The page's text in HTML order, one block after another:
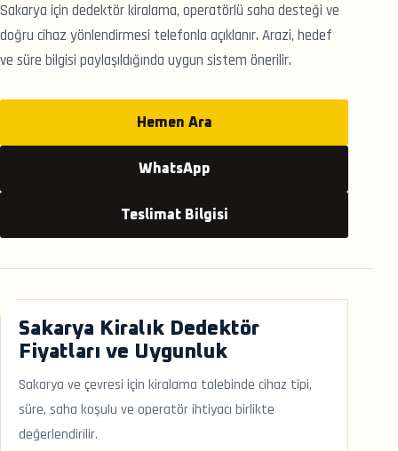
Sakarya için dedektör kiralama, operatörlü saha desteği ve
doğru cihaz yönlendirmesi telefonla açıklanır. Arazi, hedef
ve süre bilgisi paylaşıldığında uygun sistem önerilir.
Hemen Ara
WhatsApp
Teslimat Bilgisi
Sakarya Kiralık Dedektör
Fiyatları ve Uygunluk
Sakarya ve çevresi için kiralama talebinde cihaz tipi,
süre, saha koşulu ve operatör ihtiyacı birlikte
değerlendirilir.